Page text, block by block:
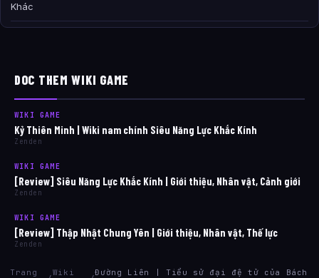
Khác
DOC THEM WIKI GAME
WIKI GAME
Kỷ Thiên Minh | Wiki nam chính Siêu Năng Lực Khắc Kính
Zenden
WIKI GAME
[Review] Siêu Năng Lực Khắc Kính | Giới thiệu, Nhân vật, Cảnh giới
Zenden
WIKI GAME
[Review] Thập Nhật Chung Yên | Giới thiệu, Nhân vật, Thế lực
Zenden
Trang
Wiki
Đường Liên | Tiểu sử đại đệ tử của Bách